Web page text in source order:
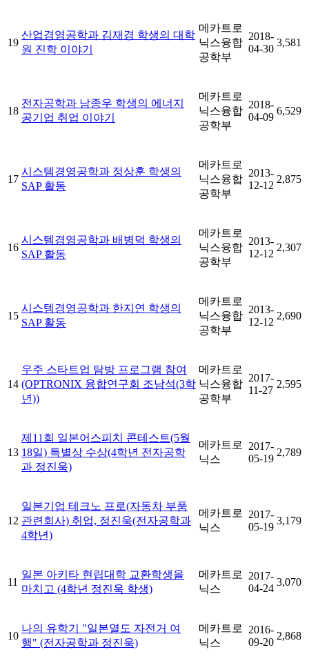
19
산업경영공학과 김재경 학생의 대학
원 진학 이야기
메카트로
닉스융합
공학부
2018-
04-30
3,581
18
전자공학과 남종우 학생의 에너지
공기업 취업 이야기
메카트로
닉스융합
공학부
2018-
04-09
6,529
17
시스템경영공학과 정상훈 학생의
SAP 활동
메카트로
닉스융합
공학부
2013-
12-12
2,875
16
시스템경영공학과 배병덕 학생의
SAP 활동
메카트로
닉스융합
공학부
2013-
12-12
2,307
15
시스템경영공학과 한지연 학생의
SAP 활동
메카트로
닉스융합
공학부
2013-
12-12
2,690
14
우주 스타트업 탐방 프로그램 참여
(OPTRONIX 융합연구회 조남석(3학
년))
메카트로
닉스융합
공학부
2017-
11-27
2,595
13
제11회 일본어스피치 콘테스트(5월
18일) 특별상 수상(4학년 전자공학
과 정진욱)
메카트로
닉스
2017-
05-19
2,789
12
일본기업 테크노 프로(자동차 부품
관련회사) 취업, 정진욱(전자공학과
4학년)
메카트로
닉스
2017-
05-19
3,179
11
일본 아키타 현립대학 교환학생을
마치고 (4학년 정진욱 학생)
메카트로
닉스
2017-
04-24
3,070
10
나의 유학기 "일본열도 자전거 여
행" (전자공학과 정진욱)
메카트로
닉스
2016-
09-20
2,868